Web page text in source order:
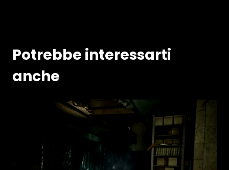
Potrebbe interessarti
anche